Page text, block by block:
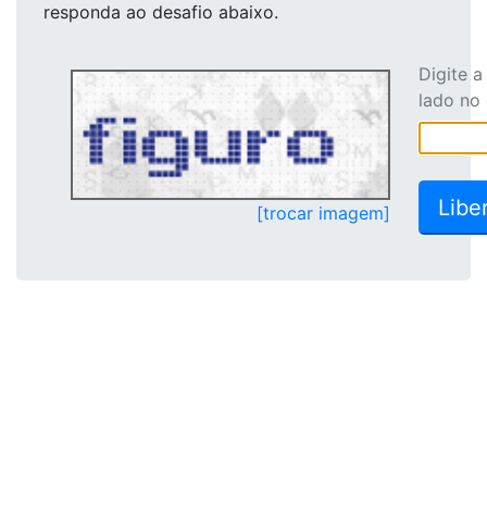
responda ao desafio abaixo.
[trocar imagem]
Digite
lado no